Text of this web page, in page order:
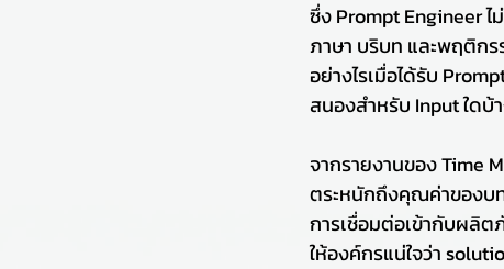
ซึ่ง Prompt Engineer
ภาษา บริบท และพฤติกร
อย่างไรเมื่อได้รับ
สนองสำหรับ Input ใดบ้
จากรายงานของ Time
ตระหนักถึงคุณค่าของบ
การเชื่อมต่อเข้ากับผลิต
ให้องค์กรแน่ใจว่า